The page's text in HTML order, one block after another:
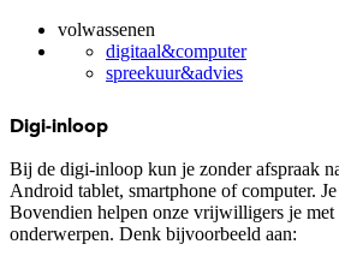
volwassenen
digitaal&computer
spreekuur&advies
Digi-inloop
Bij de digi-inloop kun je zonder afspraak
Android tablet, smartphone of computer.
Bovendien helpen onze vrijwilligers je
onderwerpen. Denk bijvoorbeeld aan: